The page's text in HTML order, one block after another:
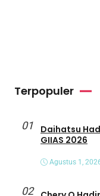
Terpopuler
01
Daihatsu Hadirkan Tiga
GIIAS 2026
Agustus 1,
02